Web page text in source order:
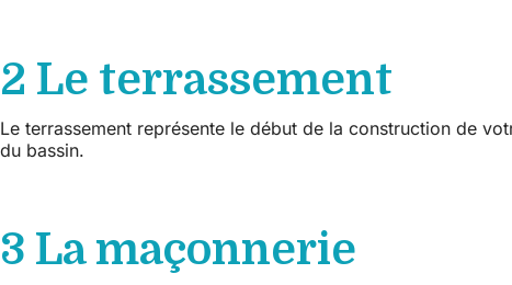
2 Le terrassement
Le terrassement représente le début de la construction de
du bassin.
3 La maçonnerie